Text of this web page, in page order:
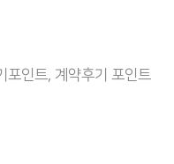
포인트, 계약후기 포인트